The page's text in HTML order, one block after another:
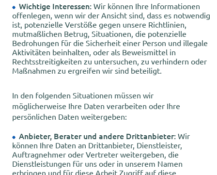
Wichtige Interessen: Wir können Ihre Informationen
offenlegen, wenn wir der Ansicht sind, dass es notwendig
ist, potenzielle Verstöße gegen unsere Richtlinien,
mutmaßlichen Betrug, Situationen, die potenzielle
Bedrohungen für die Sicherheit einer Person und illegale
Aktivitäten beinhalten, oder als Beweismittel in
Rechtsstreitigkeiten zu untersuchen, zu verhindern oder
Maßnahmen zu ergreifen wir sind beteiligt.
In den folgenden Situationen müssen wir
möglicherweise Ihre Daten verarbeiten oder Ihre
persönlichen Daten weitergeben:
Anbieter, Berater und andere Drittanbieter: Wir
können Ihre Daten an Drittanbieter, Dienstleister,
Auftragnehmer oder Vertreter weitergeben, die
Dienstleistungen für uns oder in unserem Namen
erbringen und für diese Arbeit Zugriff auf diese